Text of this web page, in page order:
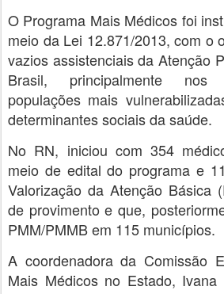
O Programa Mais Médicos foi
meio da Lei 12.871/2013, com o
vazios assistenciais da Atenção
Brasil, principalmente nos
populações mais
determinantes sociais da saúde.
No RN, iniciou com 354
meio de edital do programa e
Valorização da Atenção Básica
de provimento e que,
PMM/PMMB em 115 municípios.
A coordenadora da Comissão
Mais Médicos no Estado, Ivana